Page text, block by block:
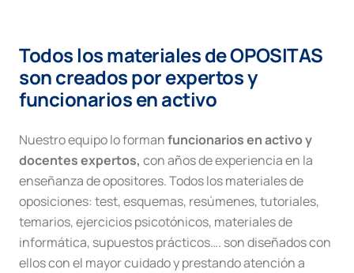
Todos los materiales de OPOSITAS
son creados por expertos y
funcionarios en activo
Nuestro equipo lo formanfuncionarios en activo y
docentes expertos, con años de experiencia en la
enseñanza de opositores. Todos los materiales de
oposiciones: test, esquemas, resúmenes, tutoriales,
temarios, ejercicios psicotónicos, materiales de
informática, supuestos prácticos…. son diseñados con
ellos con el mayor cuidado y prestando atención a